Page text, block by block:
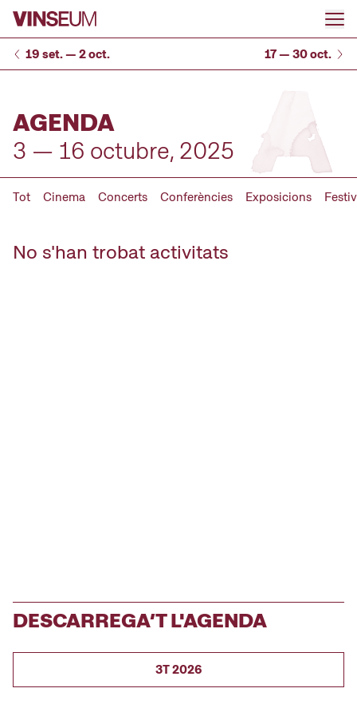
Anar al contingut
19 set. — 2 oct. 17 — 30 oct.
AGENDA
3 — 16 octubre, 2025
Tot Cinema Concerts Conferències Exposicions
No s'han trobat activitats
DESCARREGA’T L'AGENDA
3T 2026